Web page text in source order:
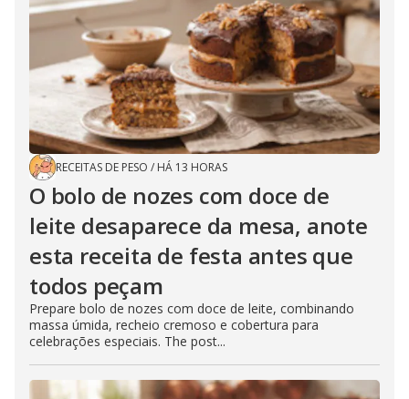
RECEITAS DE PESO / HÁ 13 HORAS
O bolo de nozes com doce de
leite desaparece da mesa, anote
esta receita de festa antes que
todos peçam
Prepare bolo de nozes com doce de leite, combinando
massa úmida, recheio cremoso e cobertura para
celebrações especiais. The post...